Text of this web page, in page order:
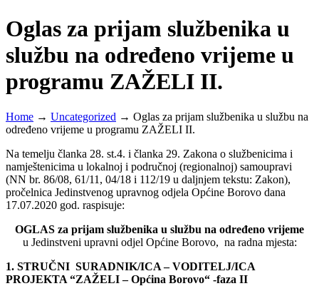
Oglas za prijam službenika u
službu na određeno vrijeme u
programu ZAŽELI II.
Home → Uncategorized → Oglas za prijam službenika u službu na
određeno vrijeme u programu ZAŽELI II.
Na temelju članka 28. st.4. i članka 29. Zakona o službenicima i
namještenicima u lokalnoj i područnoj (regionalnoj) samoupravi
(NN br. 86/08, 61/11, 04/18 i 112/19 u daljnjem tekstu: Zakon),
pročelnica Jedinstvenog upravnog odjela Općine Borovo dana
17.07.2020 god. raspisuje:
OGLAS za prijam službenika u službu na određeno vrijeme
u Jedinstveni upravni odjel Općine Borovo, na radna mjesta:
1. STRUČNI SURADNIK/ICA – VODITELJ/ICA
PROJEKTA “ZAŽELI – Općina Borovo“ -faza II